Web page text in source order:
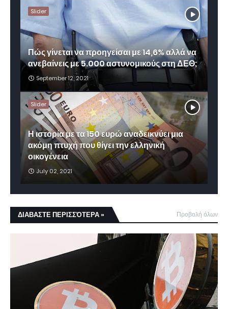
Slider
Πώς γίνεται να προηγείσαι με 14,6% αλλά να
ανεβαίνεις με 5.000 αστυνομικούς στη ΔΕΘ;
September 12, 2021
Slider
Η ιστορία με τα 150 ευρώ αναδεικνύει μια
ακόμη πτυχή που θίγει την ελληνική
οικογένεια
July 02, 2021
ΔΙΑΒΑΣΤΕ ΠΕΡΙΣΣΌΤΕΡΑ » Προβολή όλων